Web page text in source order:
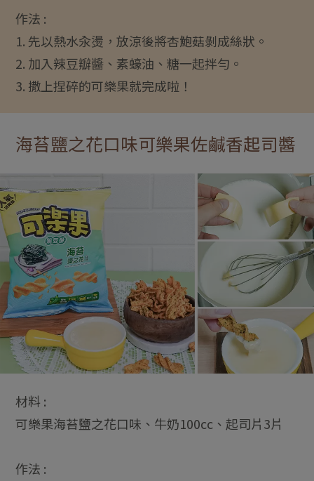
作法 :
1. 先以熱水汆燙，放涼後將杏鮑菇剝成絲狀。
2. 加入辣豆瓣醬、素蠔油、糖一起拌勻。
3. 撒上捏碎的可樂果就完成啦！
海苔鹽之花口味可樂果佐鹹香起司醬
材料 :
可樂果海苔鹽之花口味、牛奶100cc、起司片3片
作法 :